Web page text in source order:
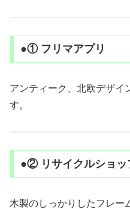
●① フリマアプリ
アンティーク、北欧デザイ
す。
●② リサイクルショッ
木製のしっかりしたフレー